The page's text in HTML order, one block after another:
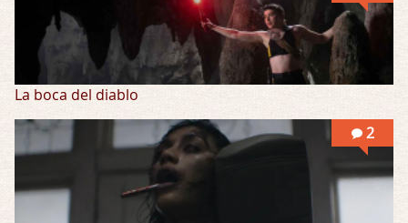
La boca del diablo
2